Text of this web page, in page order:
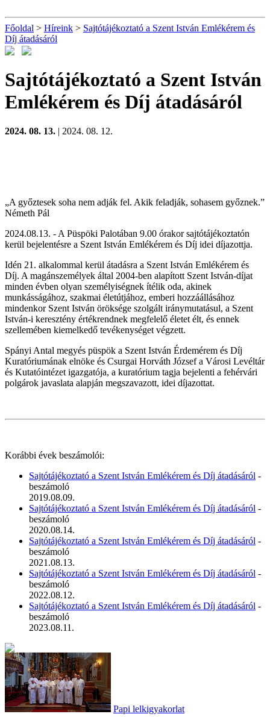
Főoldal > Híreink > Sajtótájékoztató a Szent István Emlékérem és
Díj átadásáról
Sajtótájékoztató a Szent István
Emlékérem és Díj átadásáról
2024. 08. 13. | 2024. 08. 12.
„A győztesek soha nem adják fel. Akik feladják, sohasem győznek.”
Németh Pál
2024.08.13. - A Püspöki Palotában 9.00 órakor sajtótájékoztatón
kerül bejelentésre a Szent István Emlékérem és Díj idei díjazottja.
Idén 21. alkalommal kerül átadásra a Szent István Emlékérem és
Díj. A magánszemélyek által 2004-ben alapított Szent István-díjat
minden évben olyan személyiségnek ítélik oda, akinek
munkásságához, szakmai életútjához, emberi hozzáállásához
mindenkor Szent István öröksége szolgált iránymutatásul, a Szent
István-i keresztény értékrendnek megfelelő életet élt, és ennek
szellemében kiemelkedő tevékenységet végzett.
Spányi Antal megyés püspök a Szent István Érdemérem és Díj
Kuratóriumának elnöke és Csurgai Horváth József a Városi Levéltár
és Kutatóintézet igazgatója, a kuratórium tagja bejelenti a fehérvári
polgárok javaslata alapján megszavazott, idei díjazottat.
Korábbi évek beszámolói:
Sajtótájékoztató a Szent István Emlékérem és Díj átadásáról -
beszámoló
2019.08.09.
Sajtótájékoztató a Szent István Emlékérem és Díj átadásáról -
beszámoló
2020.08.14.
Sajtótájékoztató a Szent István Emlékérem és Díj átadásáról -
beszámoló
2021.08.13.
Sajtótájékoztató a Szent István Emlékérem és Díj átadásáról -
beszámoló
2022.08.12.
Sajtótájékoztató a Szent István Emlékérem és Díj átadásáról -
beszámoló
2023.08.11.
Papi lelkigyakorlat